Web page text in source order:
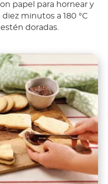
papel para hornear y
minutos a 180 °C
doradas.